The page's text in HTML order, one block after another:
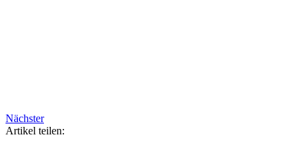
Nächster
Artikel teilen: